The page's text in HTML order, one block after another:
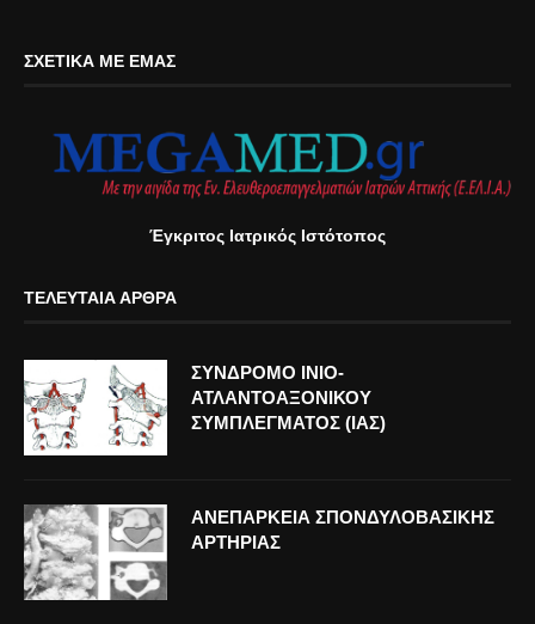
ΣΧΕΤΙΚΆ ΜΕ ΕΜΆΣ
Έγκριτος Ιατρικός Ιστότοπος
ΤΕΛΕΥΤΑΊΑ ΆΡΘΡΑ
ΣΥΝΔΡΟΜΟ ΙΝΙΟ-
ΑΤΛΑΝΤΟΑΞΟΝΙΚΟΥ
ΣΥΜΠΛΕΓΜΑΤΟΣ (ΙΑΣ)
ΑΝΕΠΑΡΚΕΙΑ ΣΠΟΝΔΥΛΟΒΑΣΙΚΗΣ
ΑΡΤΗΡΙΑΣ